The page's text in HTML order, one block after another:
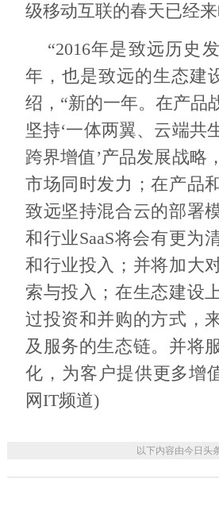
级移动互联的春天已经来
“2016年是致远历史
年，也是致远的生态建
绍，“新的一年。在产品
坚持‘一体两翼、云端共
跨界增值’产品发展战略
市场同时发力；在产品
致远坚持混合云的部署
和行业SaaS将会有更为
和行业投入；并将加大
索与投入；在生态建设
过投资和并购的方式，
及服务的生态链。并将
化，为客户提供更多增
网IT频道)
以下内容由今日头